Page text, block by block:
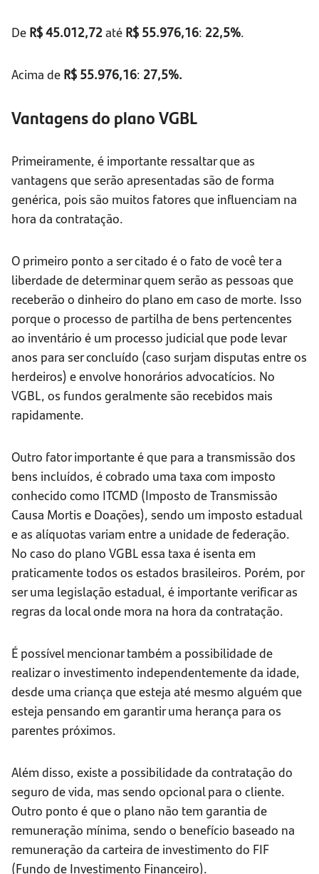
De R$ 45.012,72até R$ 55.976,16: 22,5%.
Acima de R$ 55.976,16: 27,5%.
Vantagens do plano VGBL
Primeiramente, é importante ressaltar que as
vantagens que serão apresentadas são de forma
genérica, pois são muitos fatores que influenciam na
hora da contratação.
O primeiro ponto a ser citado é o fato de você ter a
liberdade de determinar quem serão as pessoas que
receberão o dinheiro do plano em caso de morte. Isso
porque o processo de partilha de bens pertencentes
ao inventário é um processo judicial que pode levar
anos para ser concluído (caso surjam disputas entre os
herdeiros) e envolve honorários advocatícios. No
VGBL, os fundos geralmente são recebidos mais
rapidamente.
Outro fator importante é que para a transmissão dos
bens incluídos, é cobrado uma taxa com imposto
conhecido como ITCMD (Imposto de Transmissão
Causa Mortis e Doações), sendo um imposto estadual
e as alíquotas variam entre a unidade de federação.
No caso do plano VGBL essa taxa é isenta em
praticamente todos os estados brasileiros. Porém, por
ser uma legislação estadual, é importante verificar as
regras da local onde mora na hora da contratação.
É possível mencionar também a possibilidade de
realizar o investimento independentemente da idade,
desde uma criança que esteja até mesmo alguém que
esteja pensando em garantir uma herança para os
parentes próximos.
Além disso, existe a possibilidade da contratação do
seguro de vida, mas sendo opcional para o cliente.
Outro ponto é que o plano não tem garantia de
remuneração mínima, sendo o benefício baseado na
remuneração da carteira de investimento do FIF
(Fundo de Investimento Financeiro).